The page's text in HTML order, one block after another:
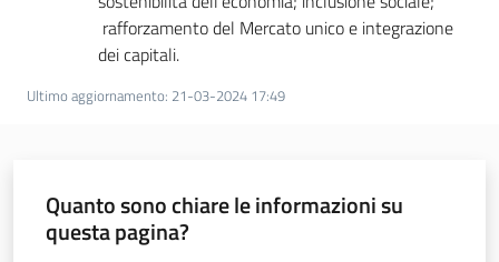
Regione
rafforzamento del Mercato unico e integrazione
dei capitali.
Ultimo aggiornamento: 21-03-2024 17:49
Quanto sono chiare le informazioni su
questa pagina?